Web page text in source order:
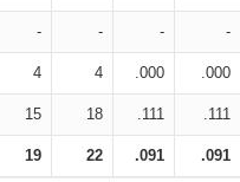
- - - -
4 4 .000 .000
15 18 .111 .111
19 22 .091 .091